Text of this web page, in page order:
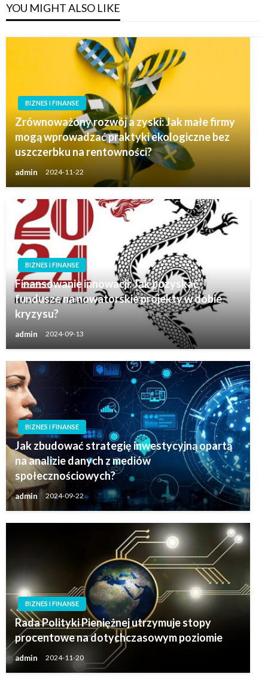
YOU MIGHT ALSO LIKE
BIZNES I FINANSE
Zrównoważony rozwój a zyski: Jak małe firmy
mogą wprowadzać praktyki ekologiczne bez
uszczerbku na rentowności?
admin 2024-11-22
BIZNES I FINANSE
Finansowanie innowacji: Jak pozyskać
fundusze na nowatorskie projekty w dobie
kryzysu?
admin 2024-09-13
BIZNES I FINANSE
Jak zbudować strategię inwestycyjną opartą
na analizie danych z mediów
społecznościowych?
admin 2024-09-22
BIZNES I FINANSE
Rada Polityki Pieniężnej utrzymuje stopy
procentowe na dotychczasowym poziomie
admin 2024-11-20